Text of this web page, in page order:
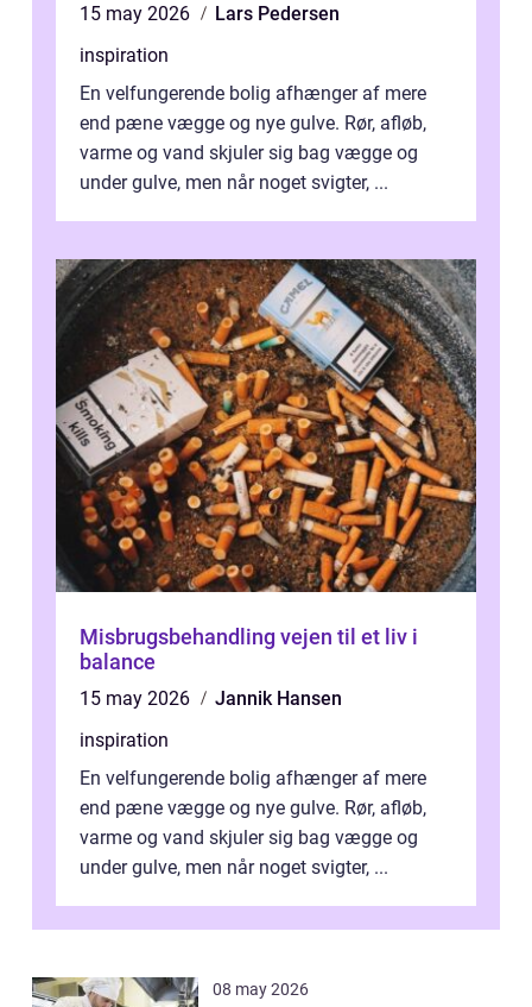
15 may 2026
Lars Pedersen
inspiration
En velfungerende bolig afhænger af mere
end pæne vægge og nye gulve. Rør, afløb,
varme og vand skjuler sig bag vægge og
under gulve, men når noget svigter, ...
Misbrugsbehandling vejen til et liv i
balance
15 may 2026
Jannik Hansen
inspiration
En velfungerende bolig afhænger af mere
end pæne vægge og nye gulve. Rør, afløb,
varme og vand skjuler sig bag vægge og
under gulve, men når noget svigter, ...
08 may 2026